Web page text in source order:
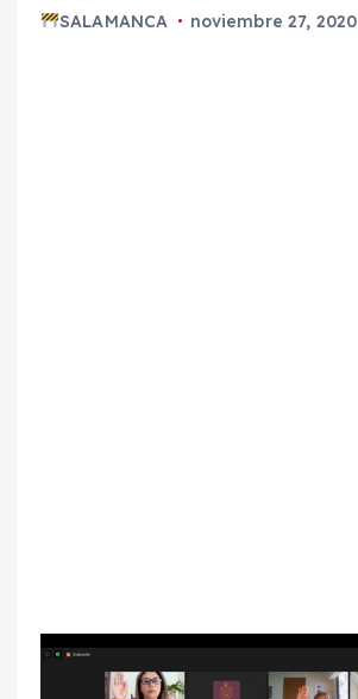
SALAMANCA noviembre 27, 2020